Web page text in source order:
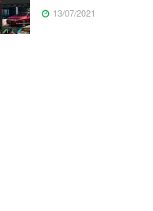
13/07/2021